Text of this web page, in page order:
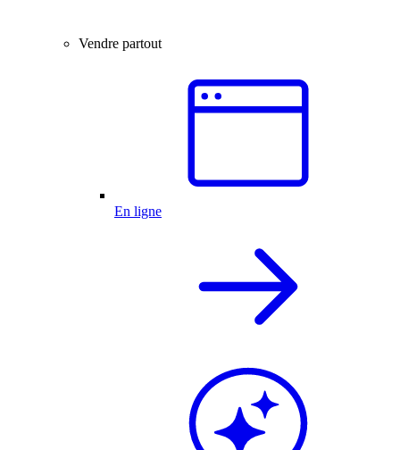
Vendre partout
En ligne